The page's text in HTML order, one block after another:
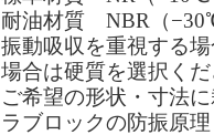
耐油材質 NBR（
振動吸収を重視する
場合は硬質を選択く
ご希望の形状・寸法
ラブロックの防振原理